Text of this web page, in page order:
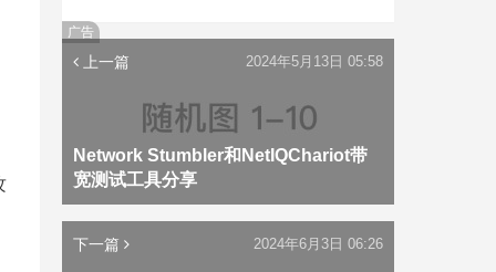
广告
上一篇
Network Stumbler和NetIQChariot带
宽测试工具分享
2024年5月13日 05:58
下一篇 2024年6月3日 06:26